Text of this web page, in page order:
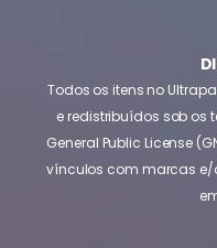
Todos os itens no
e redistribuídos sob os
General Public License
vínculos com marcas e/